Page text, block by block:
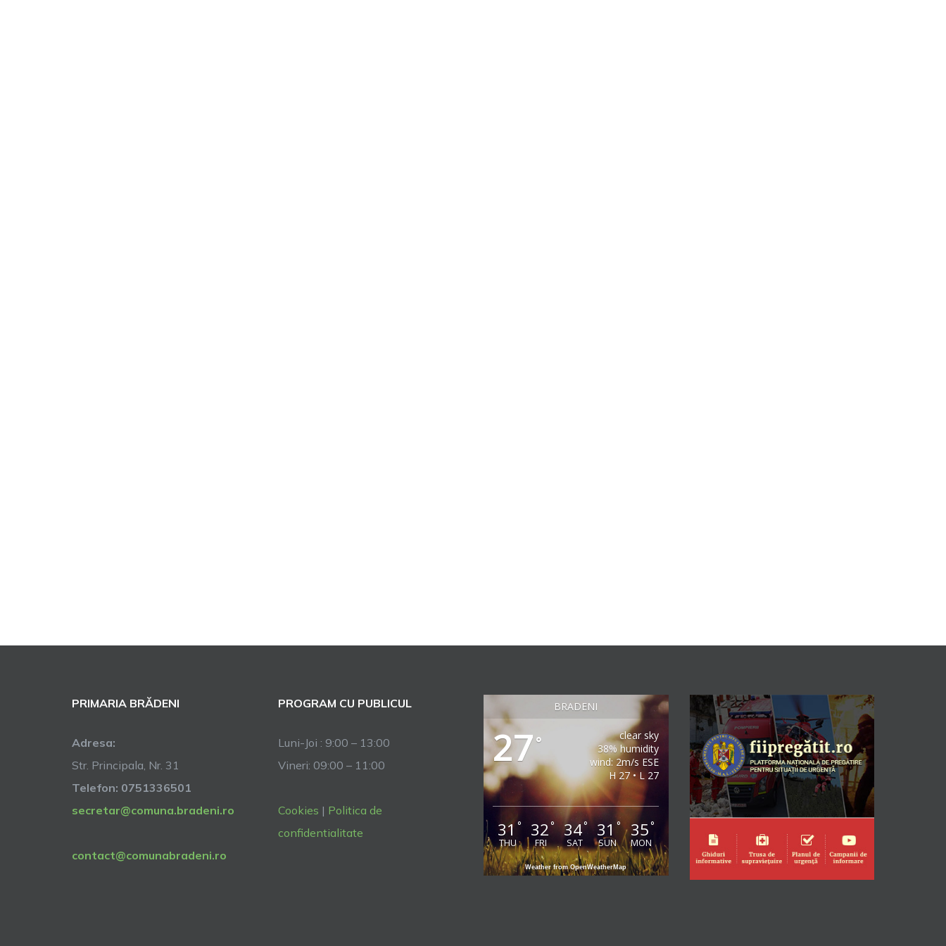
PRIMARIA BRĂDENI
Adresa:
Str. Principala, Nr. 31
Telefon: 0751336501
secretar@comuna.bradeni.ro
contact@comunabradeni.ro
PROGRAM CU PUBLICUL
Luni-Joi : 9:00 – 13:00
Vineri: 09:00 – 11:00
Cookies | Politica de
confidentialitate
BRADENI
27°
clear sky
38% humidity
wind: 2m/s ESE
H 27 • L 27
31°
THU
32°
FRI
34°
SAT
31 °
SUN
35°
MON
Weather from OpenWeatherMap